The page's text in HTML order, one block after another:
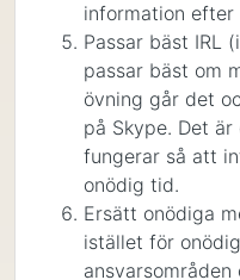
information efter
Passar bäst IRL
passar bäst om
övning går det
på Skype. Det
fungerar så att
onödig tid.
Ersätt onödiga
istället för